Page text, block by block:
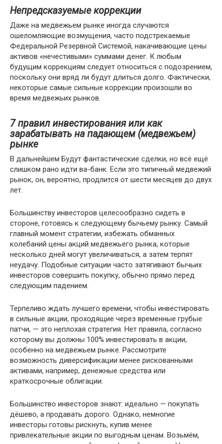
Непредсказуемые коррекции
Даже на медвежьем рынке иногда случаются
ошеломляющие возмущения, часто подстрекаемые
Федеральной Резервной Системой, накачивающие цены
активов «нечестивыми» суммами денег. К любым
будущим коррекциям следует относиться с подозрением,
поскольку они вряд ли будут длиться долго. Фактически,
некоторые самые сильные коррекции произошли во
время медвежьих рынков.
7 правил инвестирования или как
зарабатывать на падающем (медвежьем)
рынке
В дальнейшем Будут фантастические сделки, но всё ещё
слишком рано идти ва-банк. Если это типичный медвежий
рынок, он, вероятно, продлится от шести месяцев до двух
лет.
Большинству инвесторов целесообразно сидеть в
стороне, готовясь к следующему бычьему рынку. Самый
главный момент стратегии, избежать обманных
колебаний цены акций медвежьего рынка, которые
несколько дней могут увеличиваться, а затем терпят
неудачу. Подобные ситуации часто затягивают бычьих
инвесторов совершить покупку, обычно прямо перед
следующим падением.
Терпеливо ждать лучшего времени, чтобы инвестировать
в сильные акции, проходящие через временные грубые
патчи, — это неплохая стратегия. Нет правила, согласно
которому вы должны 100% инвестировать в акции,
особенно на медвежьем рынке. Рассмотрите
возможность диверсификации менее рискованными
активами, например, денежные средства или
краткосрочные облигации.
Большинство инвесторов знают: идеально — покупать
дёшево, а продавать дорого. Однако, немногие
инвесторы готовы рискнуть, купив менее
привлекательные акции по выгодным ценам. Возьмём,